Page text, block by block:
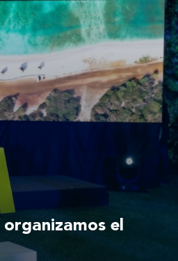
organizamos el